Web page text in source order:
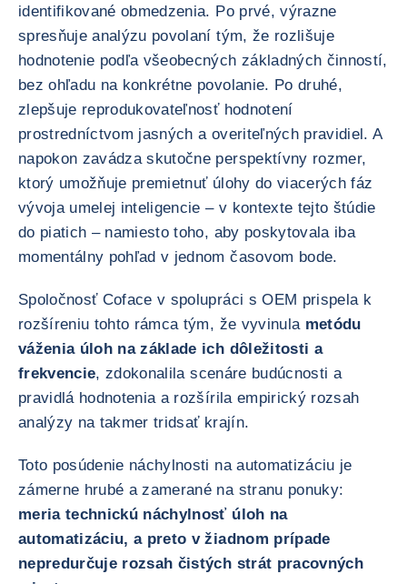
identifikované obmedzenia. Po prvé, výrazne
spresňuje analýzu povolaní tým, že rozlišuje
hodnotenie podľa všeobecných základných činností,
bez ohľadu na konkrétne povolanie. Po druhé,
zlepšuje reprodukovateľnosť hodnotení
prostredníctvom jasných a overiteľných pravidiel. A
napokon zavádza skutočne perspektívny rozmer,
ktorý umožňuje premietnuť úlohy do viacerých fáz
vývoja umelej inteligencie – v kontexte tejto štúdie
do piatich – namiesto toho, aby poskytovala iba
momentálny pohľad v jednom časovom bode.
Spoločnosť Coface v spolupráci s OEM prispela k
rozšíreniu tohto rámca tým, že vyvinula metódu
váženia úloh na základe ich dôležitosti a
frekvencie, zdokonalila scenáre budúcnosti a
pravidlá hodnotenia a rozšírila empirický rozsah
analýzy na takmer tridsať krajín.
Toto posúdenie náchylnosti na automatizáciu je
zámerne hrubé a zamerané na stranu ponuky:
meria technickú náchylnosť úloh na
automatizáciu, a preto v žiadnom prípade
nepredurčuje rozsah čistých strát pracovných